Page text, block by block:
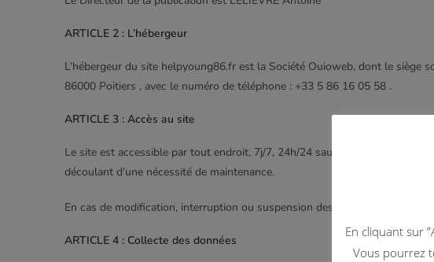
ARTICLE 2 : L’hébergeur
L’hébergeur du site helpyoung86.fr est la Société Ouioweb, dont le siège
86000 Poitiers , avec le numéro de téléphone : +33 5 86 16 05 58 .
ARTICLE 3 : Accès au site
Le site est accessible par tout endroit, 7j/7, 24h/24 sauf cas de force
découlant d’une nécessité de maintenance.
En cas de modification, interruption ou suspension des services le site
ARTICLE 4 : Collecte des données
En cliquant sur
Vous pourrez